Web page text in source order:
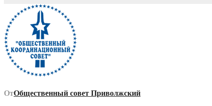
ОтОбщественный совет Приволжский